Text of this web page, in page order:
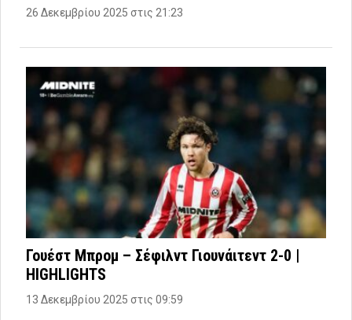
26 Δεκεμβρίου 2025 στις 21:23
Γουέστ Μπρομ – Σέφιλντ Γιουνάιτεντ 2-0 |
HIGHLIGHTS
13 Δεκεμβρίου 2025 στις 09:59